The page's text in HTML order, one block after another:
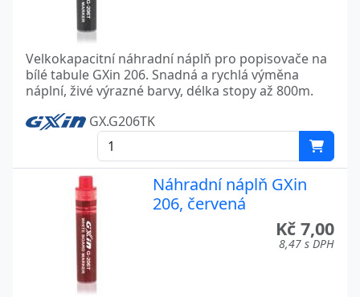
Velkokapacitní náhradní náplň pro popisovače na
bílé tabule GXin 206. Snadná a rychlá výměna
náplní, živé výrazné barvy, délka stopy až 800m.
GX.G206TK
Náhradní náplň GXin
206, červená
Kč 7,00
8,47 s DPH